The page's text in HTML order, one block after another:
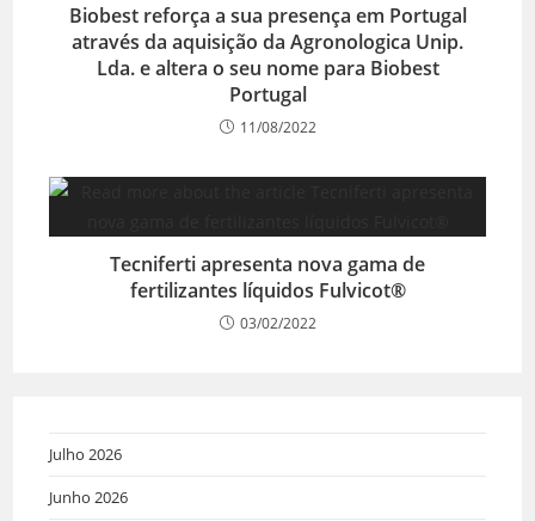
Biobest reforça a sua presença em Portugal
através da aquisição da Agronologica Unip.
Lda. e altera o seu nome para Biobest
Portugal
11/08/2022
Tecniferti apresenta nova gama de
fertilizantes líquidos Fulvicot®
03/02/2022
Julho 2026
Junho 2026